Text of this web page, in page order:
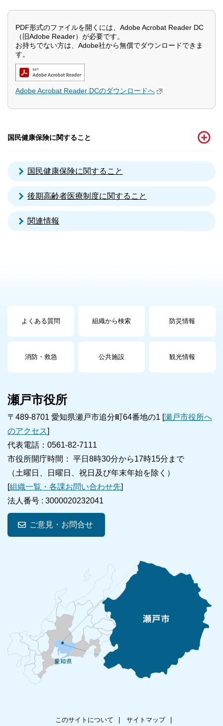
PDF形式のファイルを開くには、Adobe Acrobat Reader DC
（旧Adobe Reader）が必要です。
お持ちでない方は、Adobe社から無償でダウンロードできま
す。
Adobe Acrobat Reader DCのダウンロードへ
国民健康保険に関すること
国民健康保険に関すること
後期高齢者医療制度に関すること
関連情報
よくある質問 組織から検索 防災情報
消防・救急 公共施設 観光情報
瀬戸市役所
〒489-8701 愛知県瀬戸市追分町64番地の1 [瀬戸市役所へ
のアクセス]
代表電話：0561-82-7111
市役所開庁時間： 平日8時30分から17時15分まで
（土曜日、日曜日、祝日及び年末年始を除く）
[組織一覧・各課お問い合わせ先]
法人番号 : 3000020232041
ご意見・お問合せ
このサイトについて サイトマップ